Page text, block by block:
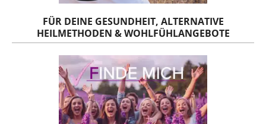
FÜR DEINE GESUNDHEIT, ALTERNATIVE
HEILMETHODEN & WOHLFÜHLANGEBOTE